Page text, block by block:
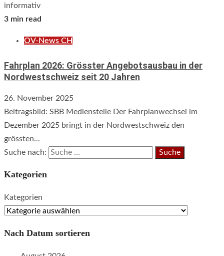
3 min read
ÖV-News CH
Fahrplan 2026: Grösster Angebotsausbau in der
Nordwestschweiz seit 20 Jahren
26. November 2025
Beitragsbild: SBB Medienstelle Der Fahrplanwechsel im
Dezember 2025 bringt in der Nordwestschweiz den
grössten...
Suche nach:
Kategorien
Kategorien
Nach Datum sortieren